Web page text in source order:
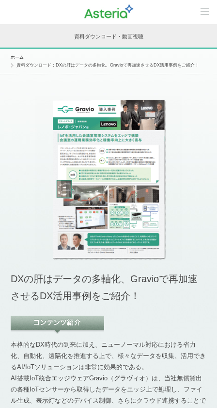
C
n
n
資料ダウンロード・動画視聴
ホーム
資料ダウンロード：DXの肝はデータの多軸化、Gravioで再加速させるDX活用事例をご紹介！
DXの肝はデータの多軸化、Gravioで再加速
させるDX活用事例をご紹介！
本格的なDX時代の到来に加え、ニューノーマル対応における省力
化、自動化、遠隔化を推進する上で、様々なデータを収集、活用でき
るAI/IoTソリューションは非常に効果的である。
AI搭載IoT統合エッジウェアGravio（グラヴィオ）は、当社無償貸出
の各種IoTセンサーから取得したデータをエッジ上で処理し、ファイ
ル生成、表示灯などのデバイス制御、さらにクラウド連携することで